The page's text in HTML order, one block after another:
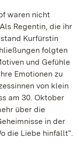
waren nicht
Regentin, die ihr
Kurfürstin
folgten
und Gefühle
Emotionen zu
von klein
am 30. Oktober
über die
in der
die Liebe hinfällt“.